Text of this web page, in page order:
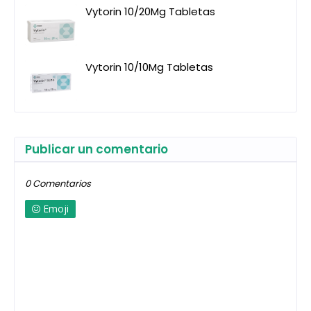
Vytorin 10/20Mg Tabletas
Vytorin 10/10Mg Tabletas
Publicar un comentario
0 Comentarios
Emoji